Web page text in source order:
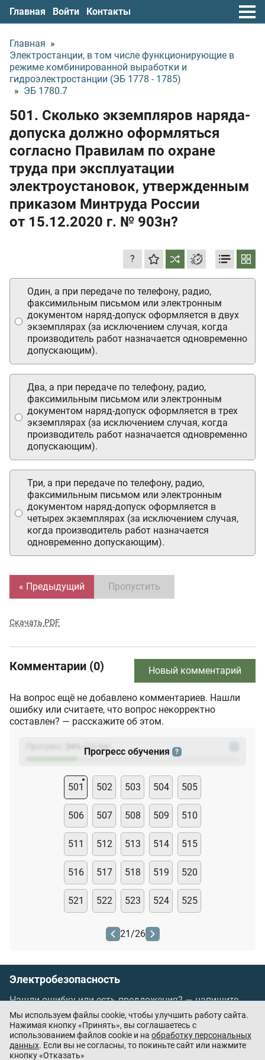
Главная Войти Контакты
Главная »
Электростанции, в том числе функционирующие в
режиме комбинированной выработки и
гидроэлектростанции (ЭБ 1778 - 1785)
» ЭБ 1780.7
501. Сколько экземпляров наряда-
допуска должно оформляться
согласно Правилам по охране
труда при эксплуатации
электроустановок, утвержденным
приказом Минтруда России
от 15.12.2020 г. № 903н?
?
Один, а при передаче по телефону, радио,
факсимильным письмом или электронным
документом наряд-допуск оформляется в двух
экземплярах (за исключением случая, когда
производитель работ назначается одновременно
допускающим).
Два, а при передаче по телефону, радио,
факсимильным письмом или электронным
документом наряд-допуск оформляется в трех
экземплярах (за исключением случая, когда
производитель работ назначается одновременно
допускающим).
Три, а при передаче по телефону, радио,
факсимильным письмом или электронным
документом наряд-допуск оформляется в
четырех экземплярах (за исключением случая,
когда производитель работ назначается
одновременно допускающим).
« Предыдущий Пропустить
Скачать PDF
Комментарии (0) Новый комментарий
На вопрос ещё не добавлено комментариев. Нашли
ошибку или считаете, что вопрос некорректно
составлен? — расскажите об этом.
(23
Прогресс обучения ?
501 502 503 504 505
506 507 508 509 510
511 512 513 514 515
516 517 518 519 520
521 522 523 524 525
21/26
Электробезопасность
Нашли ошибку или есть предложения? —напишите
нам
Порядок проведения оплаты по банковским
картам/Цены/Оферта
Мы используем файлы cookie, чтобы улучшить работу сайта.
Нажимая кнопку «Принять», вы соглашаетесь с
использованием файлов cookie и на обработку персональных
данных. Если вы не согласны, то покиньте сайт или нажмите
кнопку «Отказать»